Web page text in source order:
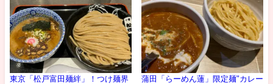
東京「松戸富田麺絆」！つけ麺界
蒲田「らーめん蓮」限定麺"カレー